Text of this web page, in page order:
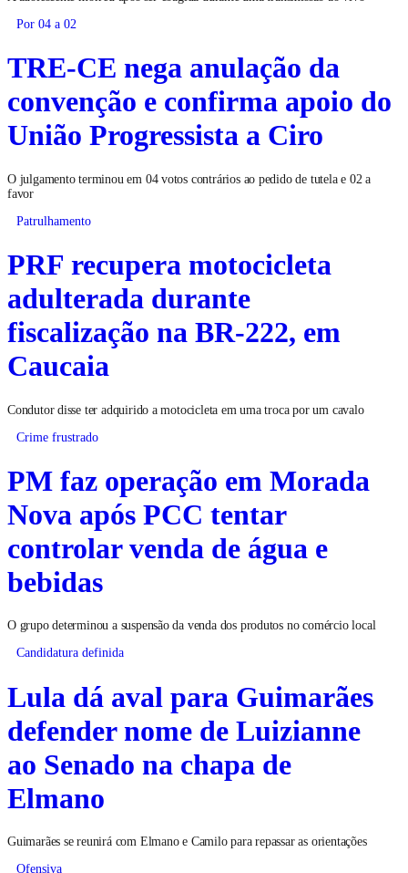
Por 04 a 02
TRE-CE nega anulação da
convenção e confirma apoio do
União Progressista a Ciro
O julgamento terminou em 04 votos contrários ao pedido de tutela e 02 a
favor
Patrulhamento
PRF recupera motocicleta
adulterada durante
fiscalização na BR-222, em
Caucaia
Condutor disse ter adquirido a motocicleta em uma troca por um cavalo
Crime frustrado
PM faz operação em Morada
Nova após PCC tentar
controlar venda de água e
bebidas
O grupo determinou a suspensão da venda dos produtos no comércio local
Candidatura definida
Lula dá aval para Guimarães
defender nome de Luizianne
ao Senado na chapa de
Elmano
Guimarães se reunirá com Elmano e Camilo para repassar as orientações
Ofensiva